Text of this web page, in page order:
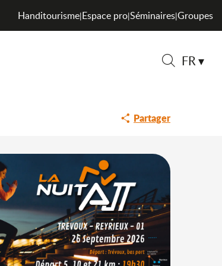
FR
Handitourisme|Espace pro|Séminaires|Groupes
Partager